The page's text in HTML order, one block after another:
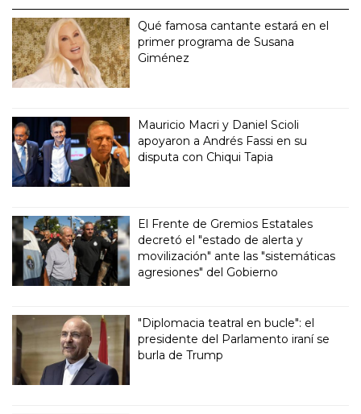
Qué famosa cantante estará en el
primer programa de Susana
Giménez
Mauricio Macri y Daniel Scioli
apoyaron a Andrés Fassi en su
disputa con Chiqui Tapia
El Frente de Gremios Estatales
decretó el "estado de alerta y
movilización" ante las "sistemáticas
agresiones" del Gobierno
"Diplomacia teatral en bucle": el
presidente del Parlamento iraní se
burla de Trump